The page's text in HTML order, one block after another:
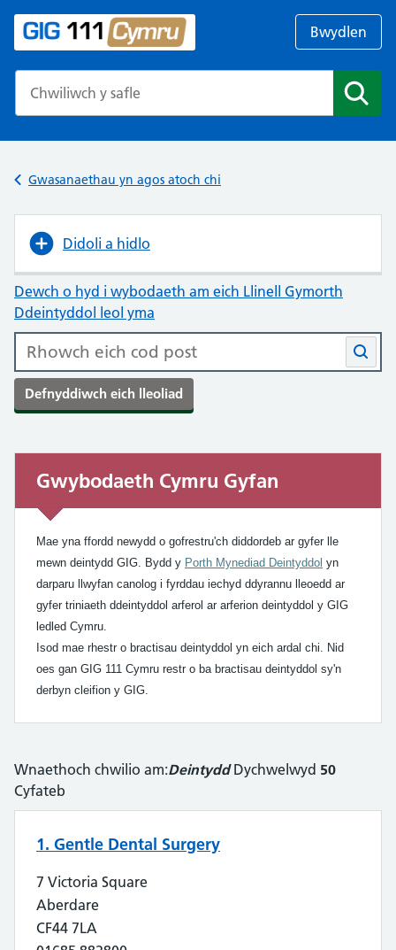
Bwydlen
Gwasanaethau yn agos atoch chi
Didoli a hidlo
Dewch o hyd i wybodaeth am eich Llinell Gymorth
Ddeintyddol leol yma
Gwybodaeth Cymru Gyfan
Gwybodaeth Cymru Gyfan
Mae yna ffordd newydd o gofrestru'ch diddordeb ar gyfer lle
mewn deintydd GIG. Bydd y Porth Mynediad Deintyddol yn
darparu llwyfan canolog i fyrddau iechyd ddyrannu lleoedd ar
gyfer triniaeth ddeintyddol arferol ar arferion deintyddol y GIG
ledled Cymru.
Isod mae rhestr o bractisau deintyddol yn eich ardal chi. Nid
oes gan GIG 111 Cymru restr o ba bractisau deintyddol sy'n
derbyn cleifion y GIG.
Wnaethoch chwilio am:DeintyddDychwelwyd 50
Cyfateb
1. Gentle Dental Surgery
7 Victoria Square
Aberdare
CF44 7LA